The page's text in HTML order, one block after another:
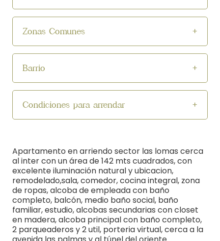
Zonas Comunes
Barrio
Condiciones para arrendar
Apartamento en arriendo sector las lomas cerca
al inter con un área de 142 mts cuadrados, con
excelente iluminación natural y ubicacion,
remodelado,sala, comedor, cocina integral, zona
de ropas, alcoba de empleada con baño
completo, balcón, medio baño social, baño
familiar, estudio, alcobas secundarias con closet
en madera, alcoba principal con baño completo,
2 parqueaderos y 2 util, porteria virtual, cerca a la